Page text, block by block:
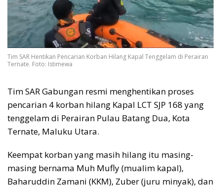
Tim SAR Hentikan Pencarian Korban Hilang Kapal Tenggelam di Perairan
Ternate. Foto: Istimewa
Tim SAR Gabungan resmi menghentikan proses
pencarian 4 korban hilang Kapal LCT SJP 168 yang
tenggelam di Perairan Pulau Batang Dua, Kota
Ternate, Maluku Utara.
Keempat korban yang masih hilang itu masing-
masing bernama Muh Mufly (mualim kapal),
Baharuddin Zamani (KKM), Zuber (juru minyak), dan